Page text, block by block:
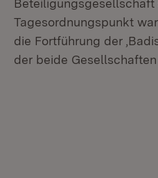
Tagesordnungspunkt
die Fortführung der
der beide